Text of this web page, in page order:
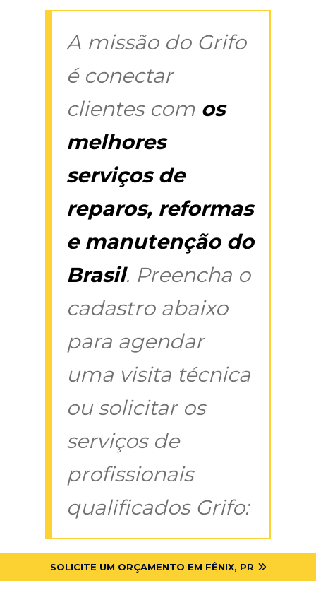
A missão do Grifo
é conectar
clientes com os
melhores
serviços de
reparos, reformas
e manutenção do
Brasil. Preencha o
cadastro abaixo
para agendar
uma visita técnica
ou solicitar os
serviços de
profissionais
qualificados Grifo:
SOLICITE UM ORÇAMENTO EM FÊNIX, PR